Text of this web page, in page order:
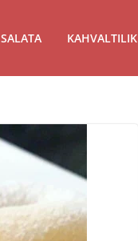
SALATA KAHVALTILIK